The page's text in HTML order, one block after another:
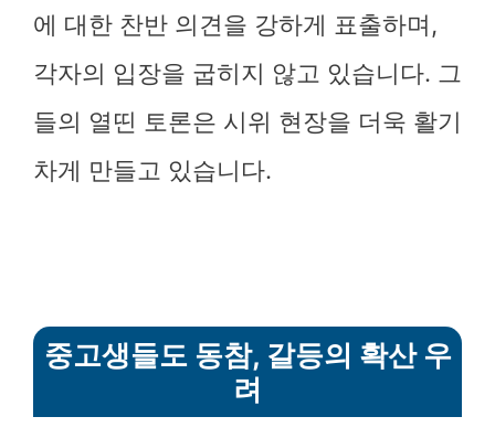
에 대한 찬반 의견을 강하게 표출하며,
각자의 입장을 굽히지 않고 있습니다. 그
들의 열띤 토론은 시위 현장을 더욱 활기
차게 만들고 있습니다.
중고생들도 동참, 갈등의 확산 우
려